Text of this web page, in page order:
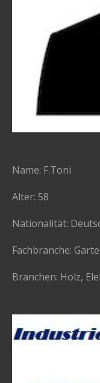
Name: F.Toni
Alter: 58
Nationalität:
Fachbranche:
Branchen: Holz,